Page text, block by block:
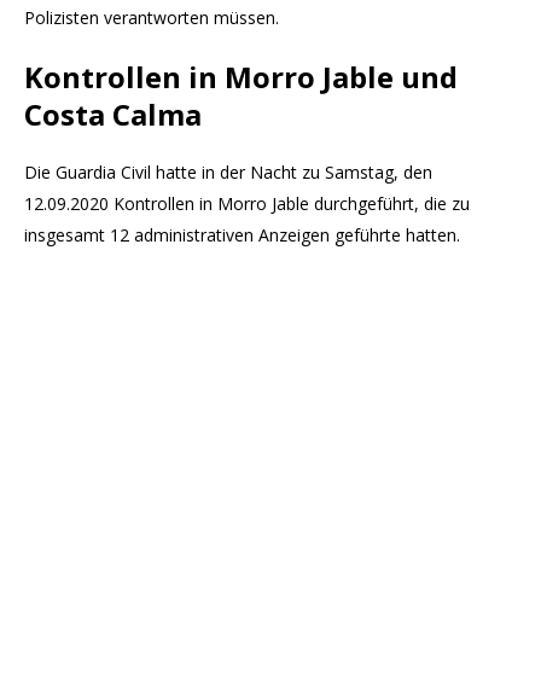
Polizisten verantworten müssen.
Kontrollen in Morro Jable und
Costa Calma
Die Guardia Civil hatte in der Nacht zu Samstag, den
12.09.2020 Kontrollen in Morro Jable durchgeführt, die zu
insgesamt 12 administrativen Anzeigen geführte hatten.